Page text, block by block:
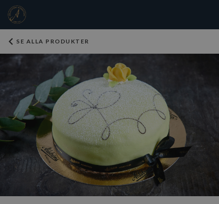
SE ALLA PRODUKTER